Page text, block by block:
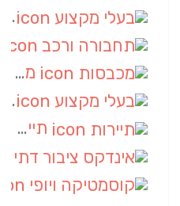
מכבסות
תיירות